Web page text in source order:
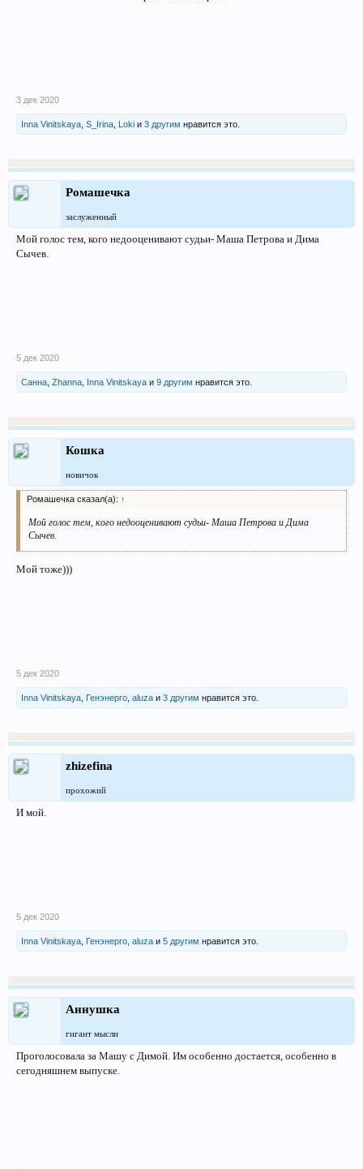
3 дек 2020
Inna Vinitskaya S_Irina Loki и 3 другим нравится это.
Ромашечка
заслуженный
Мой голос тем, кого недооценивают судьи- Маша Петрова и Дима
Сычев.
5 дек 2020
Санна Zhanna Inna Vinitskaya и 9 другим нравится это.
Кошка
новичок
Ромашечка сказал(а): ↑
Мой голос тем, кого недооценивают судьи- Маша Петрова и Дима
Сычев.
Мой тоже)))
5 дек 2020
Inna Vinitskaya Генэнерго aluza и 3 другим нравится это.
zhizefina
прохожий
И мой.
5 дек 2020
Inna Vinitskaya Генэнерго aluza и 5 другим нравится это.
Аннушка
гигант мысли
Проголосовала за Машу с Димой. Им особенно достается, особенно в
сегодняшнем выпуске.